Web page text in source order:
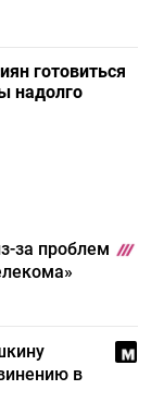
готовиться
надолго